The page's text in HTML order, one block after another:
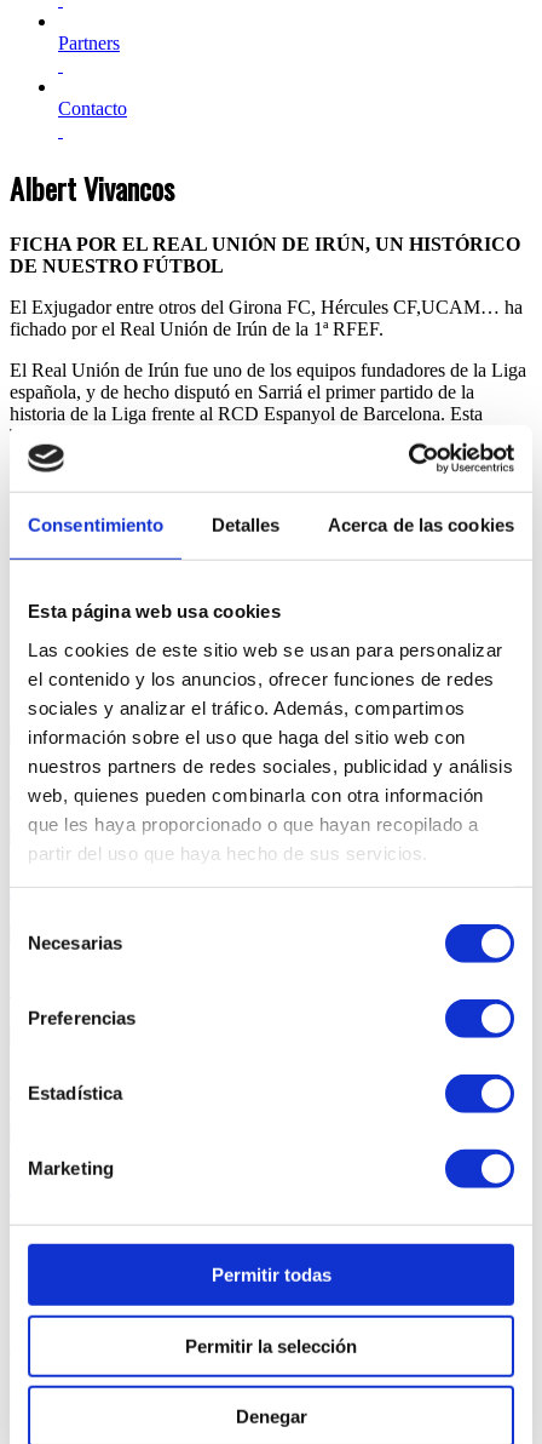
Consentimiento Detalles Acerca de las cookies
Esta página web usa cookies
Las cookies de este sitio web se usan para personalizar
el contenido y los anuncios, ofrecer funciones de redes
sociales y analizar el tráfico. Además, compartimos
información sobre el uso que haga del sitio web con
nuestros partners de redes sociales, publicidad y análisis
web, quienes pueden combinarla con otra información
que les haya proporcionado o que hayan recopilado a
partir del uso que haya hecho de sus servicios.
Necesarias
Preferencias
Estadística
Marketing
Permitir todas
Permitir la selección
Denegar
Partners
Contacto
Albert Vivancos
FICHA POR EL REAL UNIÓN DE IRÚN, UN HISTÓRICO
DE NUESTRO FÚTBOL
El Exjugador entre otros del Girona FC, Hércules CF,UCAM… ha
fichado por el Real Unión de Irún de la 1ª RFEF.
El Real Unión de Irún fue uno de los equipos fundadores de la Liga
española, y de hecho disputó en Sarriá el primer partido de la
historia de la Liga frente al RCD Espanyol de Barcelona. Esta
Temporada está dentro de los 40 equipos de la nueva categoría del
fútbol español 1ª RFEF. potenti.
Albert Vivancos
Noticias relacionadas
Chris Ramos
Albert Vivancos
Chris Ramos marca doblete
Albert Batalla
CONTROL ORIENTADO
Oficinas: